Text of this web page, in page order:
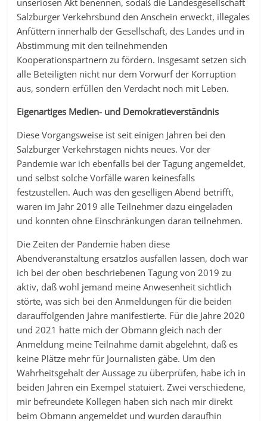
unseriösen Akt benennen, sodaß die Landesgesellschaft
Salzburger Verkehrsbund den Anschein erweckt, illegales
Anfüttern innerhalb der Gesellschaft, des Landes und in
Abstimmung mit den teilnehmenden
Kooperationspartnern zu fördern. Insgesamt setzen sich
alle Beteiligten nicht nur dem Vorwurf der Korruption
aus, sondern erfüllen den Verdacht noch mit Leben.
Eigenartiges Medien- und Demokratieverständnis
Diese Vorgangsweise ist seit einigen Jahren bei den
Salzburger Verkehrstagen nichts neues. Vor der
Pandemie war ich ebenfalls bei der Tagung angemeldet,
und selbst solche Vorfälle waren keinesfalls
festzustellen. Auch was den geselligen Abend betrifft,
waren im Jahr 2019 alle Teilnehmer dazu eingeladen
und konnten ohne Einschränkungen daran teilnehmen.
Die Zeiten der Pandemie haben diese
Abendveranstaltung ersatzlos ausfallen lassen, doch war
ich bei der oben beschriebenen Tagung von 2019 zu
aktiv, daß wohl jemand meine Anwesenheit sichtlich
störte, was sich bei den Anmeldungen für die beiden
darauffolgenden Jahre manifestierte. Für die Jahre 2020
und 2021 hatte mich der Obmann gleich nach der
Anmeldung meine Teilnahme damit abgelehnt, daß es
keine Plätze mehr für Journalisten gäbe. Um den
Wahrheitsgehalt der Aussage zu überprüfen, habe ich in
beiden Jahren ein Exempel statuiert. Zwei verschiedene,
mir befreundete Kollegen haben sich nach mir direkt
beim Obmann angemeldet und wurden daraufhin